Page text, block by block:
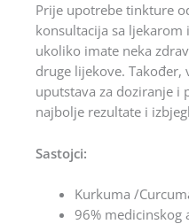
Prije upotrebe tinkture
konsultacija sa
ukoliko imate neka
druge lijekove. Također,
uputstava za doziranje i
najbolje rezultate i
Sastojci:
Kurkuma /
96% medicinskog